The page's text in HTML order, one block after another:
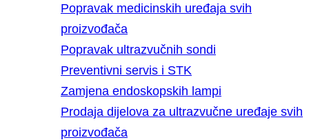
Popravak medicinskih uređaja svih
proizvođača
Popravak ultrazvučnih sondi
Preventivni servis i STK
Zamjena endoskopskih lampi
Prodaja dijelova za ultrazvučne uređaje svih
proizvođača